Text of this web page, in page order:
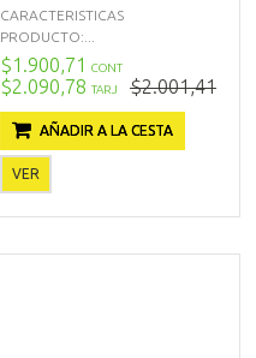
CARACTERISTICAS
PRODUCTO:...
$1.900,71 CONT
$2.090,78 TARJ $2.001,41
AÑADIR A LA CESTA
VER